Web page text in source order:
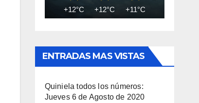
+12°C +12°C +11°C
ENTRADAS MAS VISTAS
Quiniela todos los números:
Jueves 6 de Agosto de 2020